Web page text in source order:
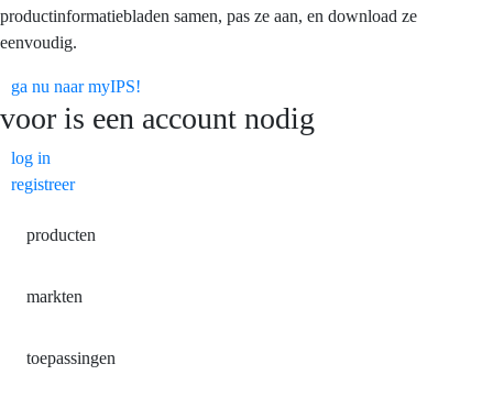
productinformatiebladen samen, pas ze aan, en download ze
eenvoudig.
ga nu naar myIPS!
voor is een account nodig
log in
registreer
producten
markten
toepassingen